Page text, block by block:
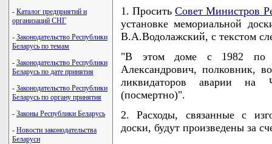
- Каталог предприятий и
организаций СНГ
- Законодательство Республики
Беларусь по темам
- Законодательство Республики
Беларусь по дате принятия
- Законодательство Республики
Беларусь по органу принятия
- Законы Республики Беларусь
- Новости законодательства
Беларуси
1. ПроситьСовет Министров
установке мемориальной
В.А.Водолажский, с текстом
"В этом доме с 1982 по
Александрович, полковник,
ликвидаторов аварии на
(посмертно)".
2. Расходы, связанные с
доски, будут произведены за